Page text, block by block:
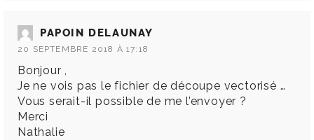
PAPOIN DELAUNAY
20 SEPTEMBRE 2018 À 17:18
Bonjour ,
Je ne vois pas le fichier de découpe vectorisé …
Vous serait-il possible de me l’envoyer ?
Merci
Nathalie